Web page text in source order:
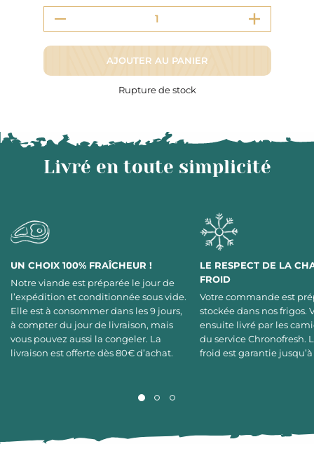
AJOUTER AU PANIER
Rupture de stock
Livré en toute simplicité
UN CHOIX 100% FRAÎCHEUR !
Notre viande est préparée le jour de
l’expédition et conditionnée sous vide.
Elle est à consommer dans les 9 jours,
à compter du jour de livraison, mais
vous pouvez aussi la congeler. La
livraison est offerte dès 80€ d’achat.
LE RESPECT DE LA
FROID
Votre commande est
stockée dans nos frigos.
ensuite livré par les
du service Chronofresh.
froid est garantie